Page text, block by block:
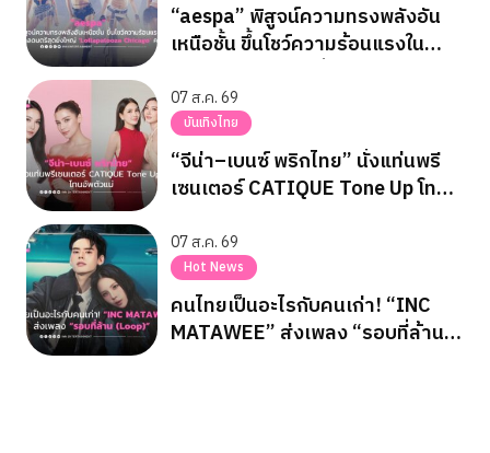
“aespa” พิสูจน์ความทรงพลังอัน
เหนือชั้น ขึ้นโชว์ความร้อนแรงใน
‘Lollapalooza Chicago’ ครั้งแรก
07 ส.ค. 69
บันเทิงไทย
“จีน่า–เบนซ์ พริกไทย” นั่งแท่นพรี
เซนเตอร์ CATIQUE Tone Up โท
07 ส.ค. 69
Hot News
คนไทยเป็นอะไรกับคนเก่า! “INC
MATAWEE” ส่งเพลง “รอบที่ล้าน